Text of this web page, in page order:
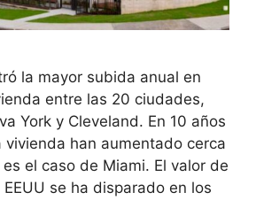
la mayor subida anual en
entre las 20 ciudades,
York y Cleveland. En 10 años
vivienda han aumentado cerca
el caso de Miami. El valor de
se ha disparado en los